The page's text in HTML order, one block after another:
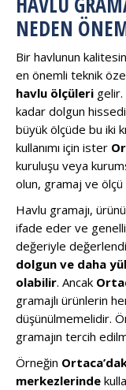
NEDEN
Bir havlunun
en önemli teknik
havlu ölçüleri
kadar dolgun
büyük ölçüde bu iki
kullanımı için ister
kuruluşu veya
olun, gramaj ve ölçü
Havlu gramajı,
ifade eder ve
değeriyle
dolgun ve daha
olabilir. Ancak
gramajlı ürünlerin
düşünülmemelidir.
gramajın tercih
Örneğin
merkezlerinde